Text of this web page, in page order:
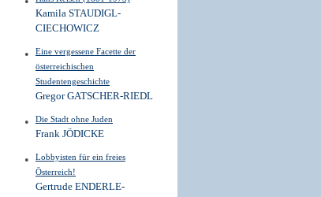
Kamila STAUDIGL-
CIECHOWICZ
Eine vergessene Facette der
österreichischen
Studentengeschichte
Gregor GATSCHER-RIEDL
Die Stadt ohne Juden
Frank JÖDICKE
Lobbyisten für ein freies
Österreich!
Gertrude ENDERLE-